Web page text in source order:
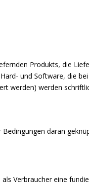
Produkts, die
und Software, die
werden) werden
daran
Verbraucher eine